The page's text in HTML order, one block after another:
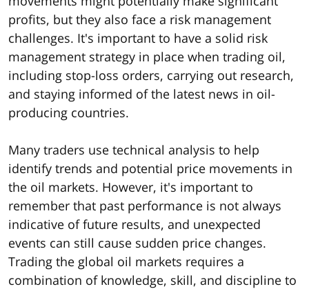
profits, but they also face a risk management
challenges. It's important to have a solid risk
management strategy in place when trading oil,
including stop-loss orders, carrying out research,
and staying informed of the latest news in oil-
producing countries.
Many traders use technical analysis to help
identify trends and potential price movements in
the oil markets. However, it's important to
remember that past performance is not always
indicative of future results, and unexpected
events can still cause sudden price changes.
Trading the global oil markets requires a
combination of knowledge, skill, and discipline to